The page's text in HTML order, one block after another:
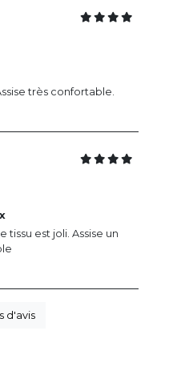
très confortable.
tissu est joli. Assise un
d'avis